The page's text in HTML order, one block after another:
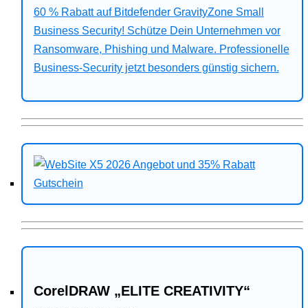
60 % Rabatt auf Bitdefender GravityZone Small
Business Security! Schütze Dein Unternehmen vor
Ransomware, Phishing und Malware. Professionelle
Business-Security jetzt besonders günstig sichern.
CorelDRAW „ELITE CREATIVITY“